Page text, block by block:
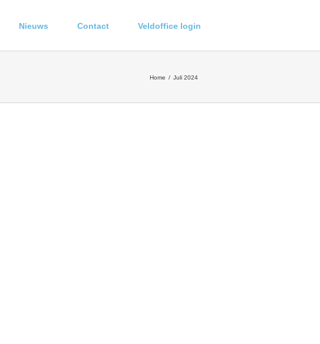
Nieuws Contact Veldoffice login
Home Juli 2024